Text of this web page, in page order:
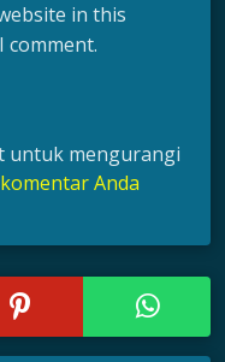
in this
untuk mengurangi
Anda